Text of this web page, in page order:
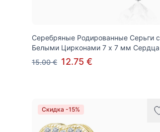
Серебряные Родированные Серьги с
Белыми Цирконами 7 x 7 мм Сердца
15.00 € 12.75 €
Скидка -15%